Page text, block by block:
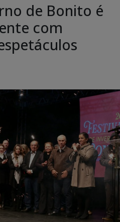
de Bonito é
com